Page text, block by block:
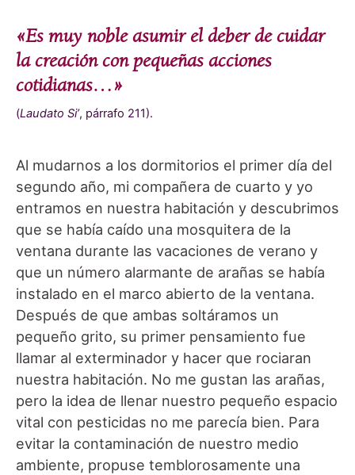
«Es muy noble asumir el deber de cuidar
la creación con pequeñas acciones
cotidianas…»
(Laudato Si’, párrafo 211).
Al mudarnos a los dormitorios el primer día del
segundo año, mi compañera de cuarto y yo
entramos en nuestra habitación y descubrimos
que se había caído una mosquitera de la
ventana durante las vacaciones de verano y
que un número alarmante de arañas se había
instalado en el marco abierto de la ventana.
Después de que ambas soltáramos un
pequeño grito, su primer pensamiento fue
llamar al exterminador y hacer que rociaran
nuestra habitación. No me gustan las arañas,
pero la idea de llenar nuestro pequeño espacio
vital con pesticidas no me parecía bien. Para
evitar la contaminación de nuestro medio
ambiente, propuse temblorosamente una